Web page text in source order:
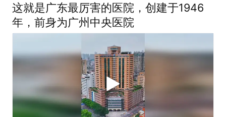
这就是广东最厉害的医院，创建于1946
年，前身为广州中央医院